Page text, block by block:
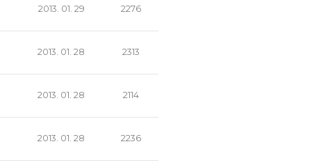
2013. 01. 29 2276
2013. 01. 28 2313
2013. 01. 28 2114
2013. 01. 28 2236